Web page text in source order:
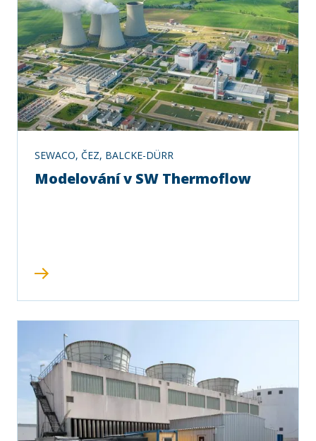
SEWACO, ČEZ, BALCKE-DÜRR
Modelování v SW Thermoflow